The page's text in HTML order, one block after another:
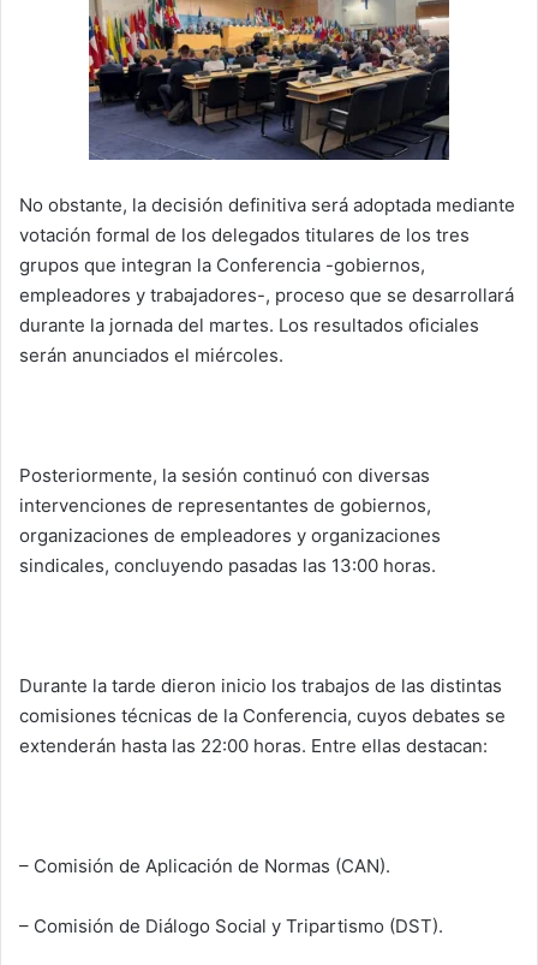
No obstante, la decisión definitiva será adoptada mediante
votación formal de los delegados titulares de los tres
grupos que integran la Conferencia -gobiernos,
empleadores y trabajadores-, proceso que se desarrollará
durante la jornada del martes. Los resultados oficiales
serán anunciados el miércoles.
Posteriormente, la sesión continuó con diversas
intervenciones de representantes de gobiernos,
organizaciones de empleadores y organizaciones
sindicales, concluyendo pasadas las 13:00 horas.
Durante la tarde dieron inicio los trabajos de las distintas
comisiones técnicas de la Conferencia, cuyos debates se
extenderán hasta las 22:00 horas. Entre ellas destacan:
– Comisión de Aplicación de Normas (CAN).
– Comisión de Diálogo Social y Tripartismo (DST).